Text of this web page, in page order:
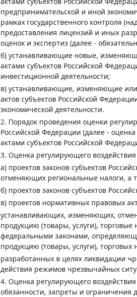
предпринимательской и иной
рамках государственного контроля
предоставления лицензий и иных
оценок и экспертиз (далее -
б) устанавливающие новые,
актами субъектов Российской
инвестиционной деятельности;
в) устанавливающие, изменяющие
актов субъектов Российской
экономической деятельности.
2. Порядок проведения оценки
Российской Федерации (далее -
актами субъектов Российской
3. Оценка регулирующего
а) проектов законов субъектов
отменяющих региональные налоги, а
б) проектов законов субъектов
в) проектов нормативных правовых
устанавливающих, изменяющих,
продукцию (товары, услуги),
федеральными законами,
продукцию (товары, услуги),
разработанных в целях ликвидации
действия режимов чрезвычайных
4. Оценка регулирующего
обязанности, запреты и ограничения